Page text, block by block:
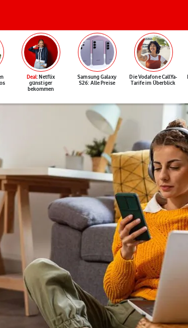
Deal: Netflix
günstiger
bekommen
Samsung Galaxy
S26: Alle Preise
Die Vodafone CallYa-
Tarife im Überblick